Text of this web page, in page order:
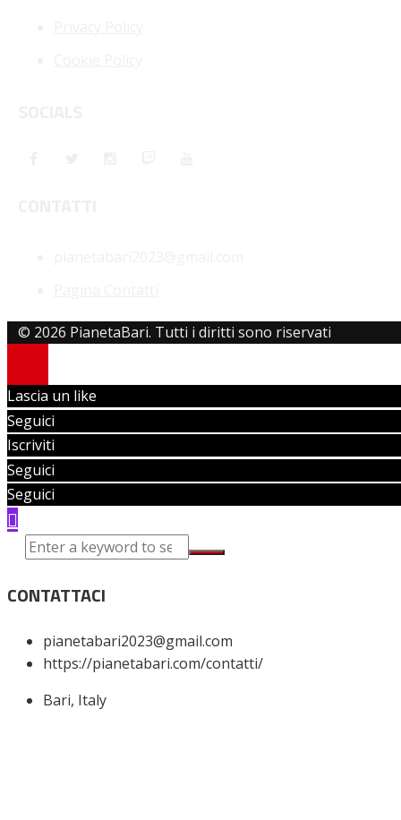
© 2026 PianetaBari. Tutti i diritti sono riservati
Lascia un like
Seguici
Iscriviti
Seguici
Seguici
CONTATTACI
pianetabari2023@gmail.com
https://pianetabari.com/contatti/
Bari, Italy